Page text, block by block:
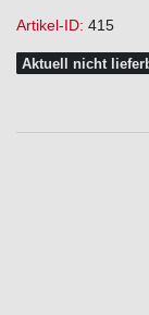
Artikel-ID: 415
Aktuell nicht